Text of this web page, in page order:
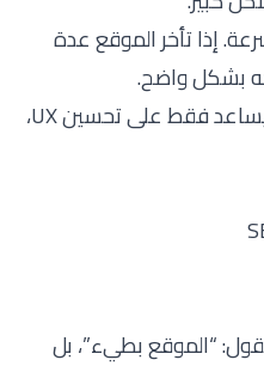
إذا تأخر الموقع عدة
بشكل واضح.
لهذا، تحسين سرعة الموقع لا يساعد فقط على تحسين UX،
“الموقع بطيء”، بل